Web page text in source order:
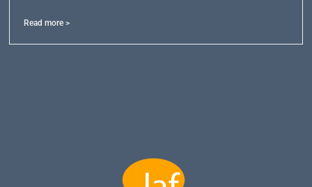
Read more >